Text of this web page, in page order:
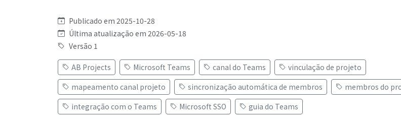
Publicado em 2025-10-28
Última atualização em 2026-05-18
Versão 1
AB Projects Microsoft Teams canal do Teams
vinculação de projeto
mapeamento canal projeto
sincronização automática de membros
membros do
integração com o Teams
Microsoft SSO guia do Teams